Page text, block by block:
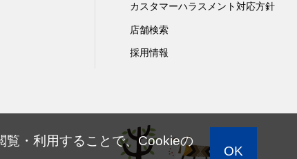
カスタマーハラスメント対応方針
店舗検索
採用情報
覧・利用することで、Cookieの
OK